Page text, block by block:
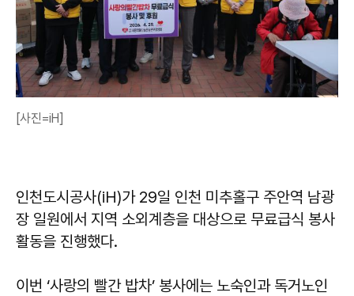
[사진=iH]
인천도시공사(iH)가 29일 인천 미추홀구 주안역 남광
장 일원에서 지역 소외계층을 대상으로 무료급식 봉사
활동을 진행했다.
이번 ‘사랑의 빨간 밥차’ 봉사에는 노숙인과 독거노인